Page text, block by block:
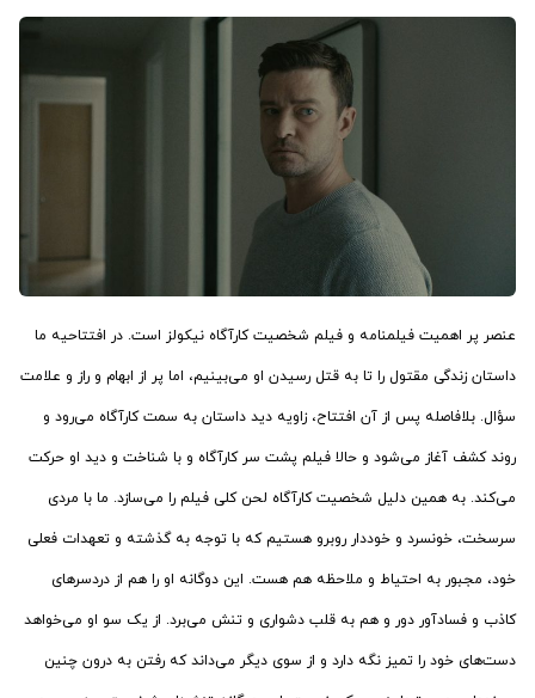
عنصر پر اهمیت فیلمنامه و فیلم شخصیت کارآگاه نیکولز است. در افتتاحیه ما
داستان زندگی مقتول را تا به قتل رسیدن او می‌بینیم، اما پر از ابهام و راز و علامت
سؤال. بلافاصله پس از آن افتتاح، زاویه دید داستان به سمت کارآگاه می‌رود و
روند کشف آغاز می‌شود و حالا فیلم پشت سر کارآگاه و با شناخت و دید او حرکت
می‌کند. به همین دلیل شخصیت کارآگاه لحن کلی فیلم را می‌سازد. ما با مردی
سرسخت، خونسرد و خوددار روبرو هستیم که با توجه به گذشته و تعهدات فعلی
خود، مجبور به احتیاط و ملاحظه هم هست. این دوگانه او را هم از دردسرهای
کاذب و فسادآور دور و هم به قلب دشواری و تنش می‌برد. از یک سو او می‌خواهد
دست‌های خود را تمیز نگه دارد و از سوی دیگر می‌داند که رفتن به درون چنین